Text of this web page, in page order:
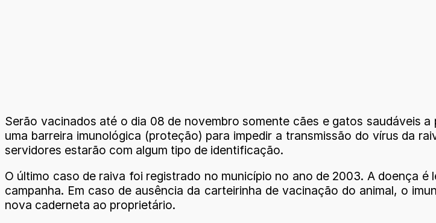
Serão vacinados até o dia 08 de novembro somente cães e gatos saudáveis
uma barreira imunológica (proteção) para impedir a transmissão do vírus da
servidores estarão com algum tipo de identificação.
O último caso de raiva foi registrado no município no ano de 2003. A doença
campanha. Em caso de ausência da carteirinha de vacinação do animal, o
nova caderneta ao proprietário.